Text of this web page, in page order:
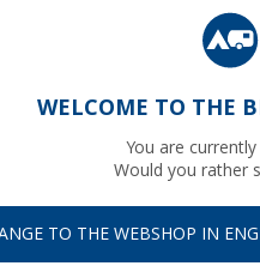
wit
WELCOME TO THE
You are
Would you rather
TO THE WEBSHOP IN